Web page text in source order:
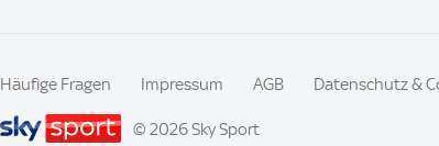
Häufige Fragen Impressum AGB Datenschutz &
© 2026 Sky Sport